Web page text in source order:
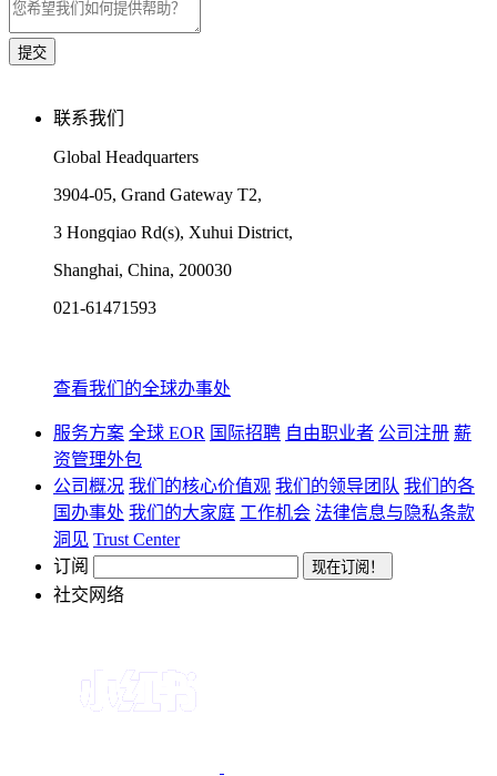
联系我们
Global Headquarters
3904-05, Grand Gateway T2,
3 Hongqiao Rd(s), Xuhui District,
Shanghai, China, 200030
021-61471593
查看我们的全球办事处
服务方案 全球 EOR 国际招聘 自由职业者 公司注册 薪
资管理外包
公司概况 我们的核心价值观 我们的领导团队 我们的各
国办事处 我们的大家庭 工作机会 法律信息与隐私条款
洞见 Trust Center
订阅
社交网络